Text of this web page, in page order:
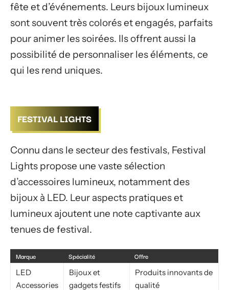
fête et d’événements. Leurs bijoux lumineux
sont souvent très colorés et engagés, parfaits
pour animer les soirées. Ils offrent aussi la
possibilité de personnaliser les éléments, ce
qui les rend uniques.
FESTIVAL LIGHTS
Connu dans le secteur des festivals, Festival
Lights propose une vaste sélection
d’accessoires lumineux, notamment des
bijoux à LED. Leur aspects pratiques et
lumineux ajoutent une note captivante aux
tenues de festival.
Marque Spécialité
Offre
LED
Accessories
Bijoux et
gadgets festifs
Produits innovants de
qualité